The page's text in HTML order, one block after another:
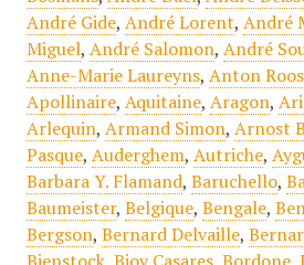
André Gide, André Lorent, André
Miguel, André Salomon, André
Anne-Marie Laureyns, Anton
Apollinaire, Aquitaine, Aragon,
Arlequin, Armand Simon, Arnost
Pasque, Auderghem, Autriche,
Barbara Y. Flamand, Baruchello,
Baumeister, Belgique, Bengale,
Bergson, Bernard Delvaille,